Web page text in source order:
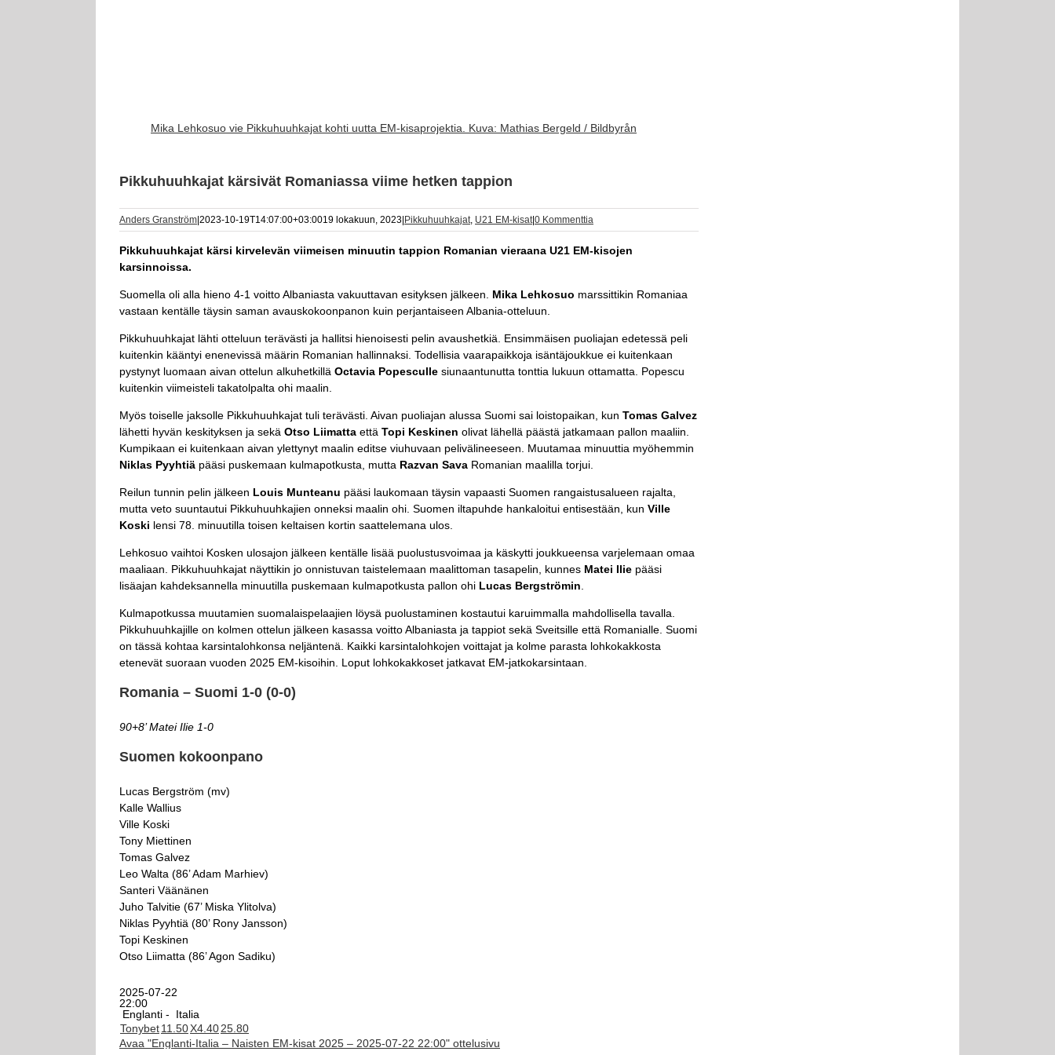
Mika Lehkosuo vie Pikkuhuuhkajat kohti uutta EM-kisaprojektia. Kuva: Mathias Bergeld / Bildbyrån
Pikkuhuuhkajat kärsivät Romaniassa viime hetken tappion
Anders Granström 2023-10-19T14:07:00+03:0019 lokakuun, 2023 Pikkuhuuhkajat, U21 EM-kisat|0 Kommenttia
Pikkuhuuhkajat kärsi kirvelevän viimeisen minuutin tappion Romanian vieraana U21 EM-kisojen
karsinnoissa.
Suomella oli alla hieno 4-1 voitto Albaniasta vakuuttavan esityksen jälkeen. Mika Lehkosuo marssittikin Romaniaa
vastaan kentälle täysin saman avauskokoonpanon kuin perjantaiseen Albania-otteluun.
Pikkuhuuhkajat lähti otteluun terävästi ja hallitsi hienoisesti pelin avaushetkiä. Ensimmäisen puoliajan edetessä peli
kuitenkin kääntyi enenevissä määrin Romanian hallinnaksi. Todellisia vaarapaikkoja isäntäjoukkue ei kuitenkaan
pystynyt luomaan aivan ottelun alkuhetkillä Octavia Popesculle siunaantunutta tonttia lukuun ottamatta. Popescu
kuitenkin viimeisteli takatolpalta ohi maalin.
Myös toiselle jaksolle Pikkuhuuhkajat tuli terävästi. Aivan puoliajan alussa Suomi sai loistopaikan, kun Tomas Galvez
lähetti hyvän keskityksen ja sekä Otso Liimatta että Topi Keskinen olivat lähellä päästä jatkamaan pallon maaliin.
Kumpikaan ei kuitenkaan aivan ylettynyt maalin editse viuhuvaan pelivälineeseen. Muutamaa minuuttia myöhemmin
Niklas Pyyhtiä pääsi puskemaan kulmapotkusta, mutta Razvan Sava Romanian maalilla torjui.
Reilun tunnin pelin jälkeen Louis Munteanu pääsi laukomaan täysin vapaasti Suomen rangaistusalueen rajalta,
mutta veto suuntautui Pikkuhuuhkajien onneksi maalin ohi. Suomen iltapuhde hankaloitui entisestään, kun Ville
Koski lensi 78. minuutilla toisen keltaisen kortin saattelemana ulos.
Lehkosuo vaihtoi Kosken ulosajon jälkeen kentälle lisää puolustusvoimaa ja käskytti joukkueensa varjelemaan omaa
maaliaan. Pikkuhuuhkajat näyttikin jo onnistuvan taistelemaan maalittoman tasapelin, kunnes Matei Ilie pääsi
lisäajan kahdeksannella minuutilla puskemaan kulmapotkusta pallon ohi Lucas Bergströmin
Kulmapotkussa muutamien suomalaispelaajien löysä puolustaminen kostautui karuimmalla mahdollisella tavalla.
Pikkuhuuhkajille on kolmen ottelun jälkeen kasassa voitto Albaniasta ja tappiot sekä Sveitsille että Romanialle. Suomi
on tässä kohtaa karsintalohkonsa neljäntenä. Kaikki karsintalohkojen voittajat ja kolme parasta lohkokakkosta
etenevät suoraan vuoden 2025 EM-kisoihin. Loput lohkokakkoset jatkavat EM-jatkokarsintaan.
Romania – Suomi 1-0 (0-0)
90+8’ Matei Ilie 1-0
Suomen kokoonpano
Lucas Bergström (mv)
Kalle Wallius
Ville Koski
Tony Miettinen
Tomas Galvez
Leo Walta (86’ Adam Marhiev)
Santeri Väänänen
Juho Talvitie (67’ Miska Ylitolva)
Niklas Pyyhtiä (80’ Rony Jansson)
Topi Keskinen
Otso Liimatta (86’ Agon Sadiku)
2025-07-22
22:00
Englanti -
Italia
Tonybet11.50X4.4025.80
Avaa "Englanti-Italia – Naisten EM-kisat 2025 – 2025-07-22 22:00" ottelusivu